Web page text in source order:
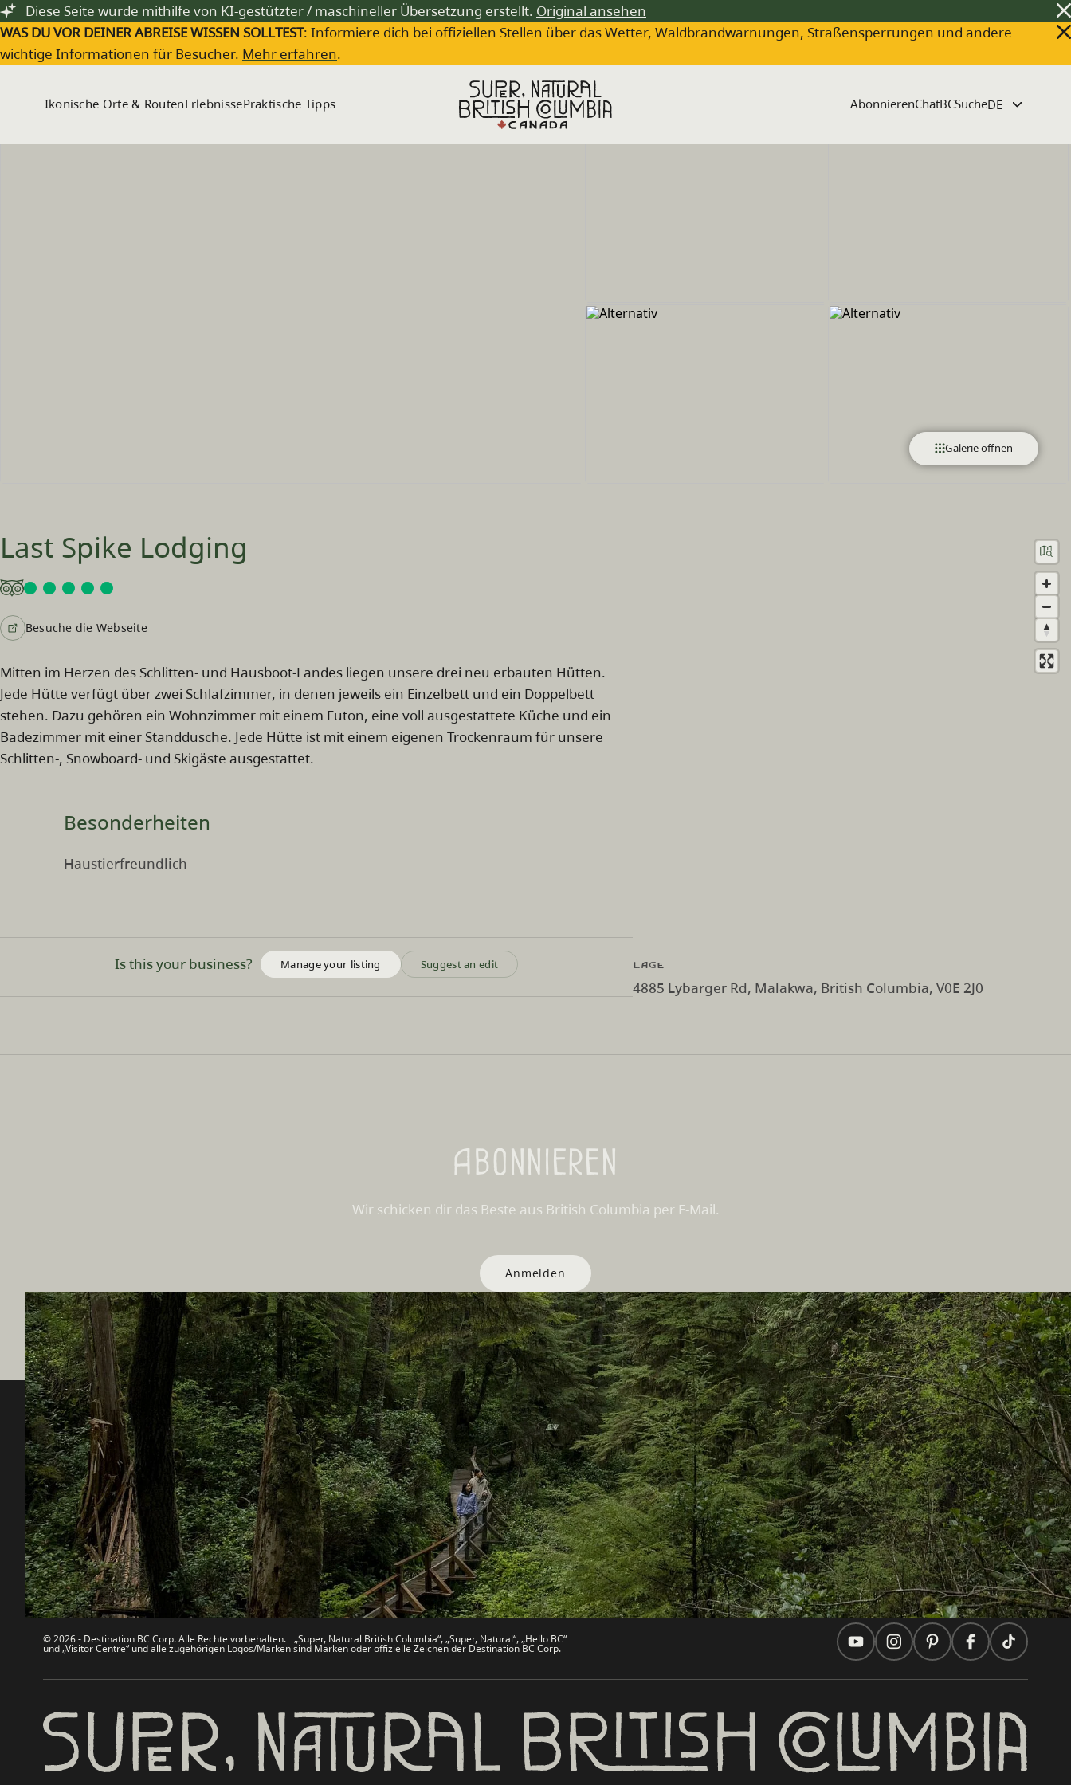
Zum Hauptinhalt springen
Diese Seite wurde mithilfe von KI-gestützter / maschineller Übersetzung erstellt. Original ansehen
WAS DU VOR DEINER ABREISE WISSEN SOLLTEST: Informiere dich bei offiziellen Stellen über das Wetter, Waldbrandwarnungen, Straßensperrungen und andere
wichtige Informationen für Besucher. Mehr erfahren.
Ikonische Orte & RoutenErlebnissePraktische Tipps AbonnierenChatBCSuche
Galerie öffnen
Last Spike Lodging
Besuche die Webseite
Mitten im Herzen des Schlitten- und Hausboot-Landes liegen unsere drei neu erbauten Hütten.
Jede Hütte verfügt über zwei Schlafzimmer, in denen jeweils ein Einzelbett und ein Doppelbett
stehen. Dazu gehören ein Wohnzimmer mit einem Futon, eine voll ausgestattete Küche und ein
Badezimmer mit einer Standdusche. Jede Hütte ist mit einem eigenen Trockenraum für unsere
Schlitten-, Snowboard- und Skigäste ausgestattet.
Besonderheiten
Haustierfreundlich
Is this your business? Manage your listing Suggest an edit Lage
4885 Lybarger Rd, Malakwa, British Columbia, V0E 2J0
Abonnieren
Wir schicken dir das Beste aus British Columbia per E-Mail.
Anmelden
Destination BC
Kontakt
Sitemap
Über uns
Rechtliches & Richtlinien
Unsere Websites
Reisebranche
Medien
Unternehmen
简体中文 – China
Partnerseiten
Trade & Invest BC
Work BC
Welcome BC
Indigenes BC
Auf dieser Website
Reisevorschläge
Praktische Tipps
Zwei Länder, Eine Reise
© 2026 - Destination BC Corp. Alle Rechte vorbehalten. „Super, Natural British Columbia“, „Super, Natural“, „Hello BC“
und „Visitor Centre“ und alle zugehörigen Logos/Marken sind Marken oder offizielle Zeichen der Destination BC Corp.